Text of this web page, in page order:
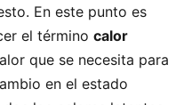
En este punto es
el término calor
que se necesita para
en el estado